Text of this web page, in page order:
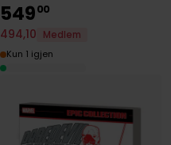
54900
494,10
Medlem
Kun 1 igjen